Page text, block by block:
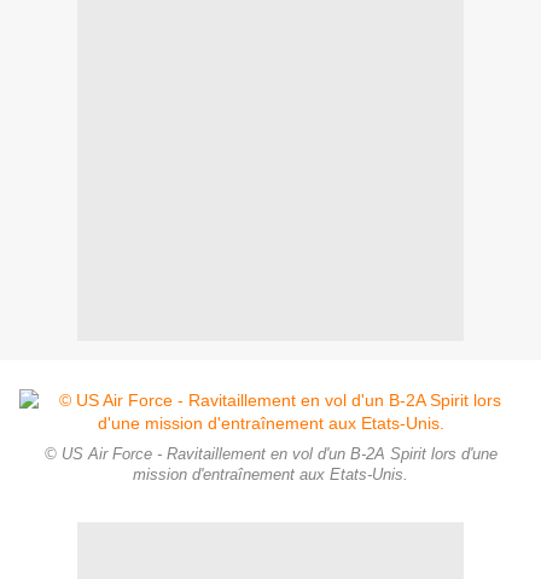
© US Air Force - Ravitaillement en vol d'un B-2A Spirit lors d'une
mission d'entraînement aux Etats-Unis.